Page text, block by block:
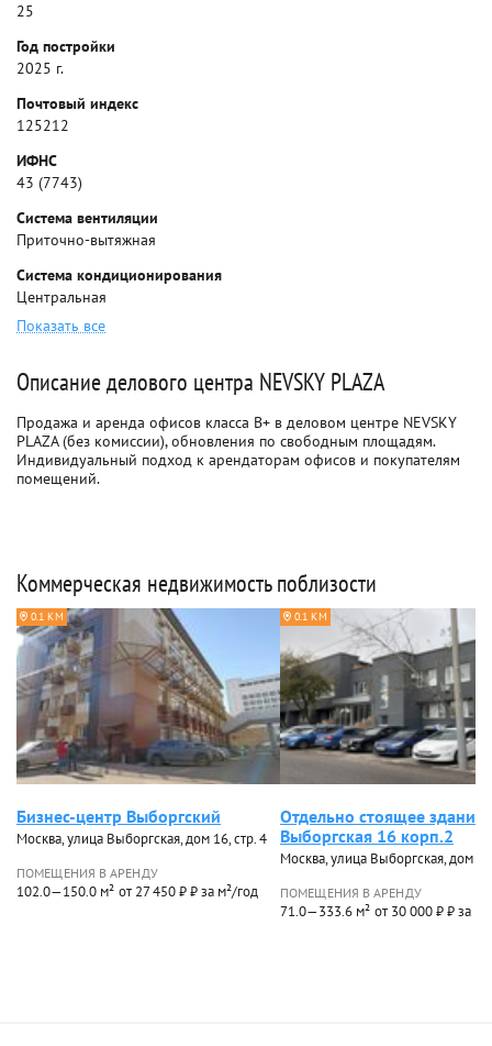
25
Год постройки
2025 г.
Почтовый индекс
125212
ИФНС
43 (7743)
Система вентиляции
Приточно-вытяжная
Система кондиционирования
Центральная
Показать все
Описание делового центра NEVSKY PLAZA
Продажа и аренда офисов класса B+ в деловом центре NEVSKY
PLAZA (без комиссии), обновления по свободным площадям.
Индивидуальный подход к арендаторам офисов и покупателям
помещений.
Коммерческая недвижимость поблизости
0.1 КМ
Бизнес-центр Выборгский
Москва, улица Выборгская, дом 16, стр. 4
ПОМЕЩЕНИЯ В АРЕНДУ
102.0—150.0 м² от 27 450 ₽ ₽ за м²/год
0.1 КМ
Отдельно стоящее здание
Выборгская 16 корп.2
Москва, улица Выборгская, дом
ПОМЕЩЕНИЯ В АРЕНДУ
71.0—333.6 м² от 30 000 ₽ ₽ за